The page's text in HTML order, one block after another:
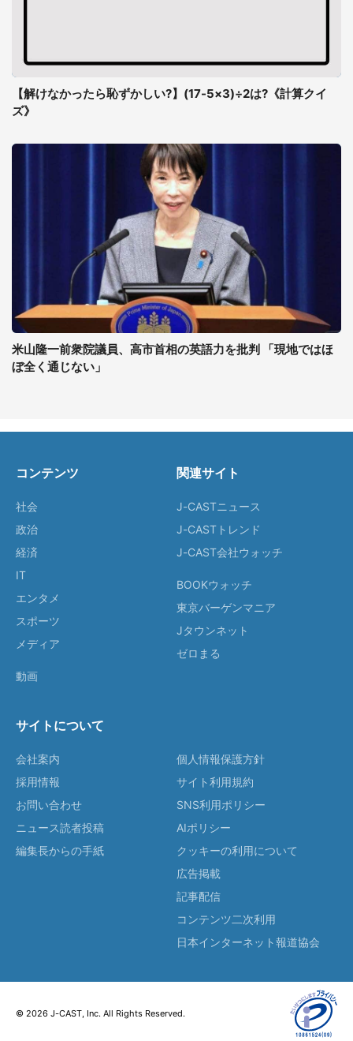
【解けなかったら恥ずかしい?】(17-5×3)÷2は?《計算クイ
ズ》
米山隆一前衆院議員、高市首相の英語力を批判 「現地ではほ
ぼ全く通じない」
コンテンツ
社会
政治
経済
IT
エンタメ
スポーツ
メディア
動画
関連サイト
J-CASTニュース
J-CASTトレンド
J-CAST会社ウォッチ
BOOKウォッチ
東京バーゲンマニア
Jタウンネット
ゼロまる
サイトについて
会社案内
採用情報
お問い合わせ
ニュース読者投稿
編集長からの手紙
個人情報保護方針
サイト利用規約
SNS利用ポリシー
AIポリシー
クッキーの利用について
広告掲載
記事配信
コンテンツ二次利用
日本インターネット報道協会
© 2026 J-CAST, Inc. All Rights Reserved.